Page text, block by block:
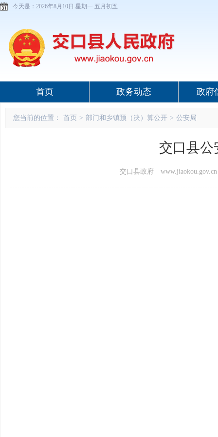
今天是： 2026年8月10日 星期一 五月初五
首页 政务动态 政府
您当前的位置： 首页 > 部门和乡镇预（决）算公开 > 公安局
交口县公
交口县政府 www.jiaokou.gov.cn